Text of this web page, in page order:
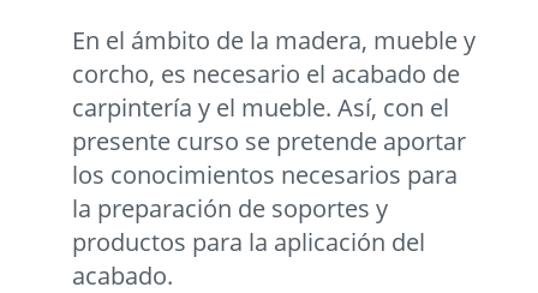
En el ámbito de la madera, mueble y
corcho, es necesario el acabado de
carpintería y el mueble. Así, con el
presente curso se pretende aportar
los conocimientos necesarios para
la preparación de soportes y
productos para la aplicación del
acabado.